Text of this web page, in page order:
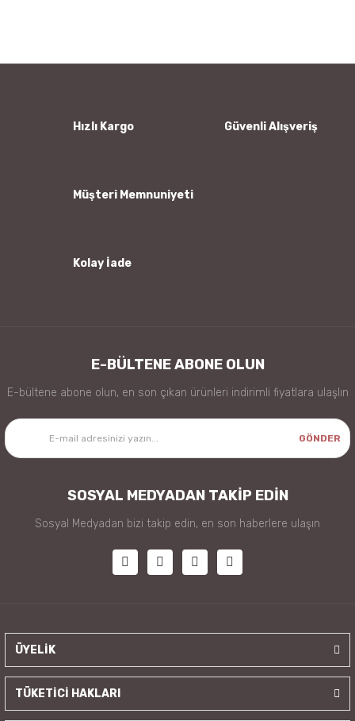
Ürün bilgilerinde hatalar bulunuyor.
Hızlı Kargo Güvenli Alışveriş
Müşteri Memnuniyeti
Kolay İade
E-BÜLTENE ABONE OLUN
E-bültene abone olun, en son çıkan ürünleri indirimli fiyatlara ulaşlın
GÖNDER
SOSYAL MEDYADAN TAKİP EDİN
Sosyal Medyadan bizi takip edin, en son haberlere ulaşın
ÜYELİK
TÜKETİCİ HAKLARI